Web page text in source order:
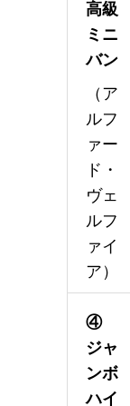
高級
ミニ
バン
（ア
ルフ
ァー
ド・
ヴェ
ルフ
ァイ
ア）
④
ジャ
ンボ
ハイ